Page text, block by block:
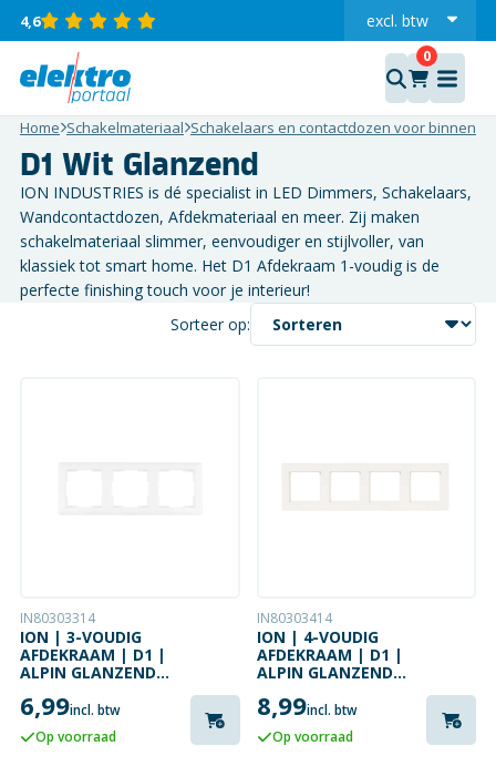
4,6 excl. btw
incl.
Home Schakelmateriaal Schakelaars en contactdozen voor binnen
D1 Wit Glanzend
ION INDUSTRIES is dé specialist in LED Dimmers, Schakelaars,
Wandcontactdozen, Afdekmateriaal en meer. Zij maken
schakelmateriaal slimmer, eenvoudiger en stijlvoller, van
klassiek tot smart home. Het D1 Afdekraam 1-voudig is de
perfecte finishing touch voor je interieur!
Sorteer op:
IN80303314
ION | 3-VOUDIG
AFDEKRAAM | D1 |
ALPIN GLANZEND
6,99incl. btw
Op voorraad
IN80303414
ION | 4-VOUDIG
AFDEKRAAM | D1 |
ALPIN GLANZEND
8,99incl. btw
Op voorraad